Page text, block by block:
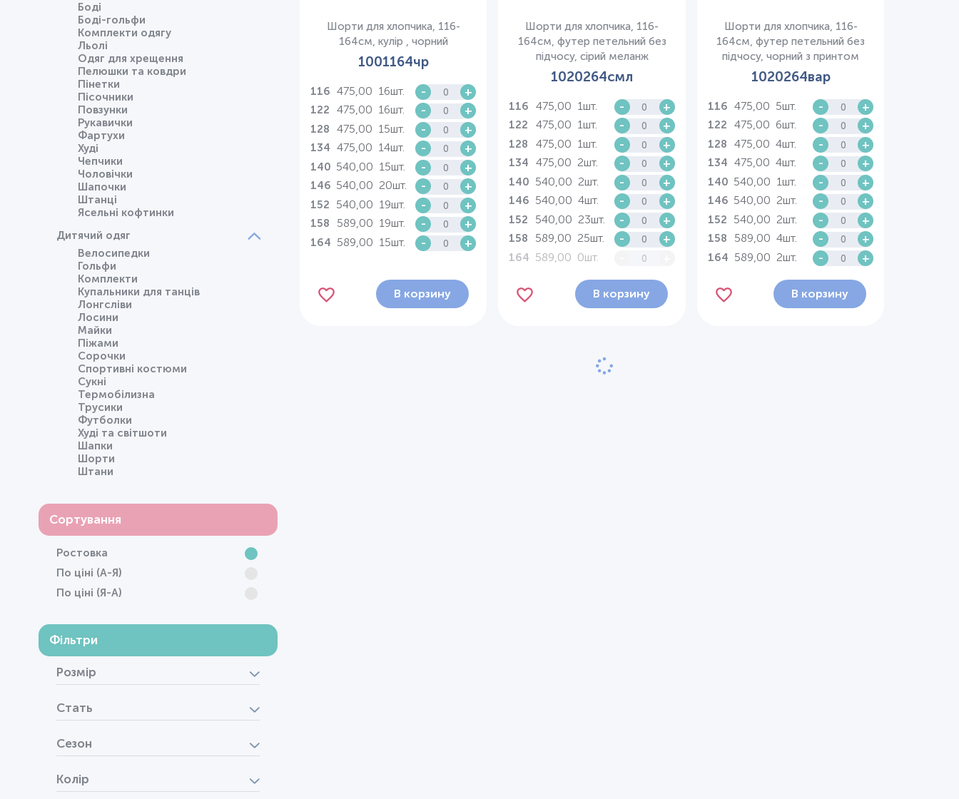
Боді
Боді-гольфи
Комплекти одягу
Льолі
Одяг для хрещення
Пелюшки та ковдри
Пінетки
Пісочники
Повзунки
Рукавички
Фартухи
Худі
Чепчики
Чоловічки
Шапочки
Штанці
Ясельні кофтинки
Дитячий одяг
Велосипедки
Гольфи
Комплекти
Купальники для танців
Лонгсліви
Лосини
Майки
Піжами
Сорочки
Спортивні костюми
Сукні
Термобілизна
Трусики
Футболки
Худі та світшоти
Шапки
Шорти
Штани
Сортування
Ростовка
По ціні (А-Я)
По ціні (Я-А)
Фільтри
Розмір
Стать
Сезон
Колір
Шорти для хлопчика, 116-
164см, кулір , чорний
1001164чр
116 475,00 16шт. - +
122 475,00 16шт. - +
128 475,00 15шт. - +
134 475,00 14шт. - +
140 540,00 15шт. - +
146 540,00 20шт. - +
152 540,00 19шт. - +
158 589,00 19шт. - +
164 589,00 15шт. - +
В корзину
Шорти для хлопчика, 116-
164см, футер петельний без
підчосу, сірий меланж
1020264смл
116 475,00 1шт. - +
122 475,00 1шт. - +
128 475,00 1шт. - +
134 475,00 2шт. - +
140 540,00 2шт. - +
146 540,00 4шт. - +
152 540,00 23шт. - +
158 589,00 25шт. - +
164 589,00 0шт.
В корзину
Шорти для хлопчика, 116-
164см, футер петельний без
підчосу, чорний з принтом
1020264вар
116 475,00 5шт. - +
122 475,00 6шт. - +
128 475,00 4шт. - +
134 475,00 4шт. - +
140 540,00 1шт. - +
146 540,00 2шт. - +
152 540,00 2шт. - +
158 589,00 4шт. - +
164 589,00 2шт. - +
В корзину